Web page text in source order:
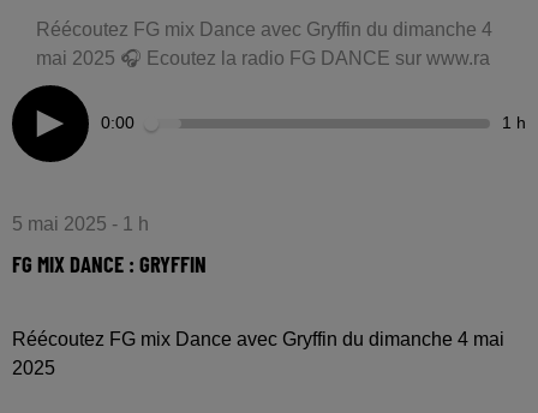
Réécoutez FG mix Dance avec Gryffin du dimanche 4
mai 2025 🎧 Ecoutez la radio FG DANCE sur www.ra
0:00 1 h
5 mai 2025 - 1 h
FG MIX DANCE : GRYFFIN
Réécoutez FG mix Dance avec Gryffin du dimanche 4 mai
2025